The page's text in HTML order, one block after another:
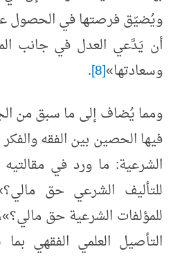
ويُضيّق فرصتها في الحصول
أن يَدَّعي العدل في جانب
وسعادتها»[8]
.
ومما يُضاف إلى ما سبق من
فيها الحصين بين الفقه
الشرعية: ما ورد في
للتأليف الشرعي حق
للمؤلفات الشرعية حق
التأصيل العلمي الفقهي